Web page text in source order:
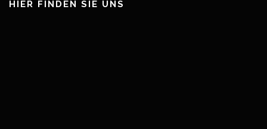
HIER FINDEN SIE UNS